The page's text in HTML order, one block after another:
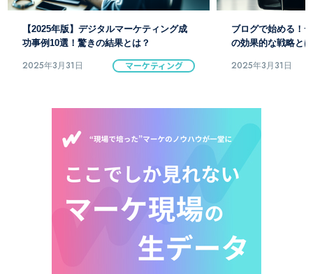
【2025年版】デジタルマーケティング成
功事例10選！驚きの結果とは？
2025年3月31日 マーケティング
ブログで始める！
の効果的な戦略と
2025年3月31日